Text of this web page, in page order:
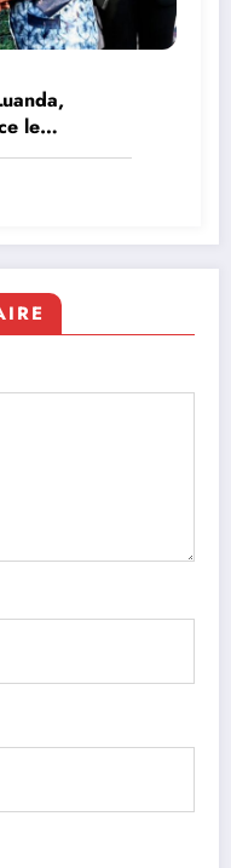
le
d’Ivoire en